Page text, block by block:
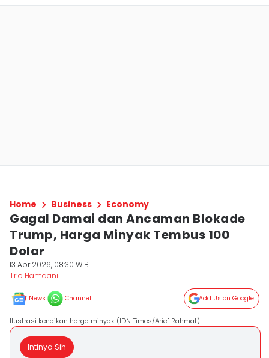
Home Business Economy
Gagal Damai dan Ancaman Blokade
Trump, Harga Minyak Tembus 100
Dolar
13 Apr 2026, 08:30 WIB
Trio Hamdani
News Channel Add Us on Google
Ilustrasi kenaikan harga minyak (IDN Times/Arief Rahmat)
Intinya Sih